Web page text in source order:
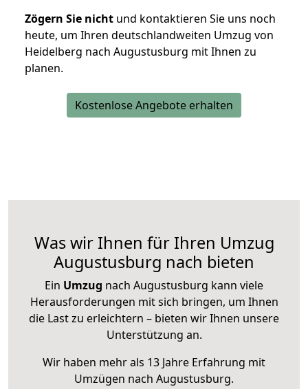
Zögern Sie nicht und kontaktieren Sie uns noch
heute, um Ihren deutschlandweiten Umzug von
Heidelberg nach Augustusburg mit Ihnen zu
planen.
Kostenlose Angebote erhalten
Was wir Ihnen für Ihren Umzug
Augustusburg nach bieten
Ein Umzug nach Augustusburg kann viele
Herausforderungen mit sich bringen, um Ihnen
die Last zu erleichtern – bieten wir Ihnen unsere
Unterstützung an.
Wir haben mehr als 13 Jahre Erfahrung mit
Umzügen nach Augustusburg.